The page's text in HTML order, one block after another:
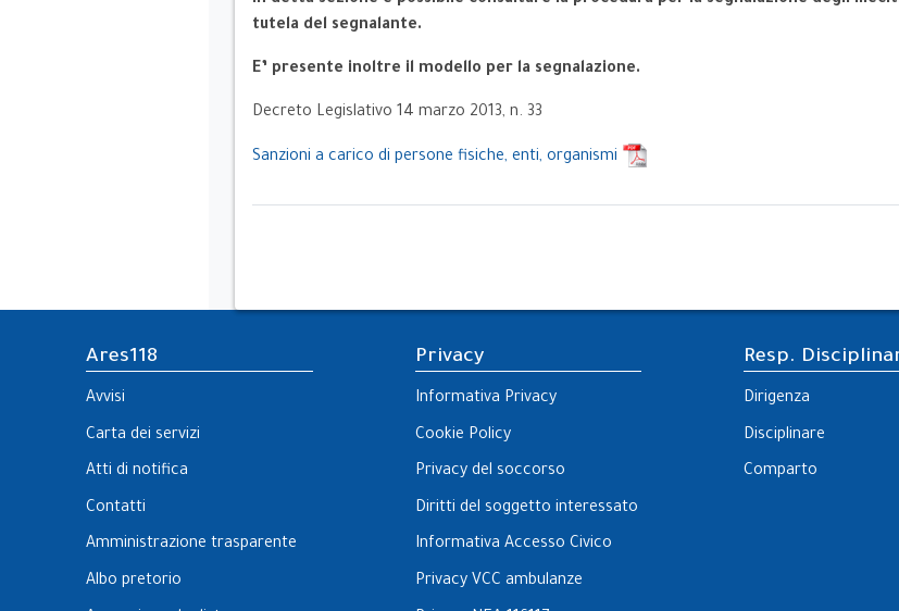
tutela del segnalante.
E’ presente inoltre il modello per la segnalazione.
Decreto Legislativo 14 marzo 2013, n. 33
Sanzioni a carico di persone fisiche, enti, organismi
Ares118
Avvisi
Carta dei servizi
Atti di notifica
Contatti
Amministrazione trasparente
Albo pretorio
Privacy
Informativa Privacy
Cookie Policy
Privacy del soccorso
Diritti del soggetto interessato
Informativa Accesso Civico
Privacy VCC ambulanze
Resp.
Dirigenza
Disciplinare
Comparto